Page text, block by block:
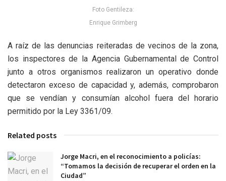
Foto Gentileza:
Enrique Grimberg
A raíz de las denuncias reiteradas de vecinos de la zona,
los inspectores de la Agencia Gubernamental de Control
junto a otros organismos realizaron un operativo donde
detectaron exceso de capacidad y, además, comprobaron
que se vendían y consumían alcohol fuera del horario
permitido por la Ley 3361/09.
Related posts
Jorge Macri, en el reconocimiento a policías:
“Tomamos la decisión de recuperar el orden en la
Ciudad”